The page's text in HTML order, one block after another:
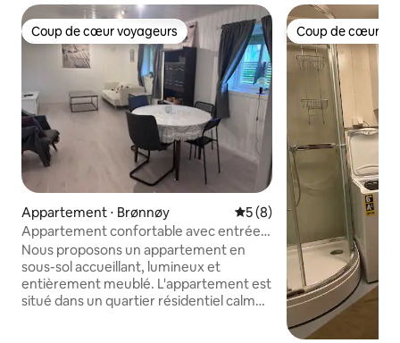
Coup de cœur voyageurs
Coup de cœur voyageurs
Appartement ⋅ Brønnøy Évaluation moyenne sur
5 (8)
Appartement confortable avec entrée
et parking
Nous proposons un appartement en
sous-sol accueillant, lumineux et
entièrement meublé. L'appartement est
situé dans un quartier résidentiel calme
Coup de cœur
Coup de cœur